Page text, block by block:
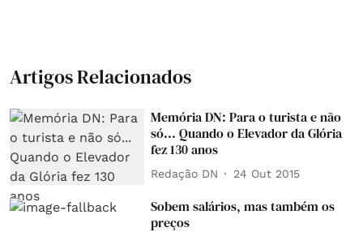
Artigos Relacionados
Memória DN: Para o turista e não
só... Quando o Elevador da Glória
fez 130 anos
Redação DN 24 Out 2015
Sobem salários, mas também os
preços